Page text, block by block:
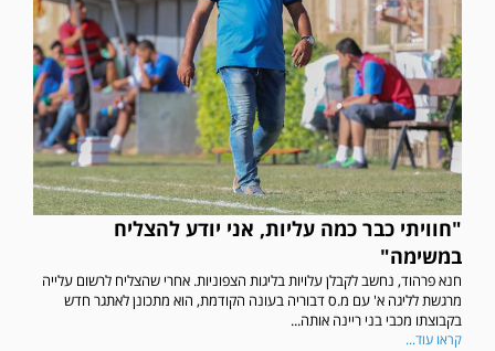
"חוויתי כבר כמה עליות, אני יודע להצליח
במשימה"
חנא פרהוד, נחשב לקבלן עלויות בליגות הצפוניות. אחרי שהצליח לרשום עלייה
מרגשת לליגה א' עם מ.ס דבוריה בעונה הקודמת, הוא מתכונן לאתגר חדש
בקבוצתו מכבי בני ריינה אותה...
קראו עוד...